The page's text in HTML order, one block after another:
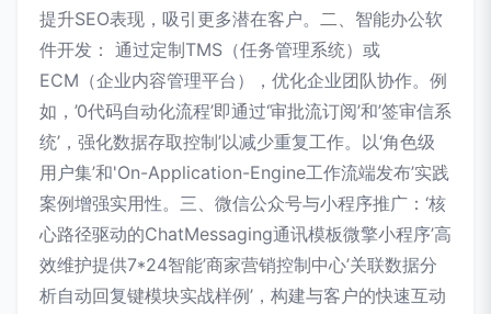
提升SEO表现，吸引更多潜在客户。二、智能办公软
件开发： 通过定制TMS（任务管理系统）或
ECM（企业内容管理平台），优化企业团队协作。例
如，’0代码自动化流程’即通过‘审批流订阅’和’签审信系
统’，强化数据存取控制’以减少重复工作。以‘角色级
用户集’和'On-Application-Engine工作流端发布’实践
案例增强实用性。三、微信公众号与小程序推广：‘核
心路径驱动的ChatMessaging通讯模板微擎小程序’高
效维护提供7*24智能’商家营销控制中心’关联数据分
析自动回复键模块实战样例’，构建与客户的快速互动